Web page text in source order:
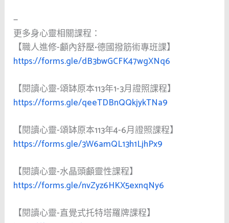
—
更多身心靈相關課程：
【職人進修-顱內舒壓•德國撥筋術專班課】
https://forms.gle/dB3bwGCFK47wgXNq6
【閱讀心靈-頌缽原本113年1-3月證照課程】
https://forms.gle/qeeTDBnQQkjykTNa9
【閱讀心靈-頌缽原本113年4-6月證照課程】
https://forms.gle/3W6amQL13h1LjhPx9
【閱讀心靈-水晶頭顱靈性課程】
https://forms.gle/nvZyz6HKX5exnqNy6
【閱讀心靈-直覺式托特塔羅牌課程】